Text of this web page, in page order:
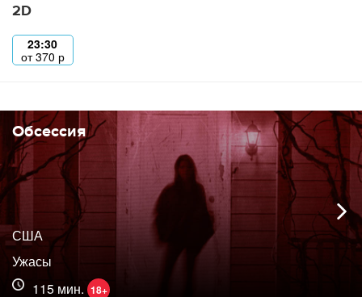
2D
23:30
от370 р
Обсессия
США
Ужасы
115 мин. 18+